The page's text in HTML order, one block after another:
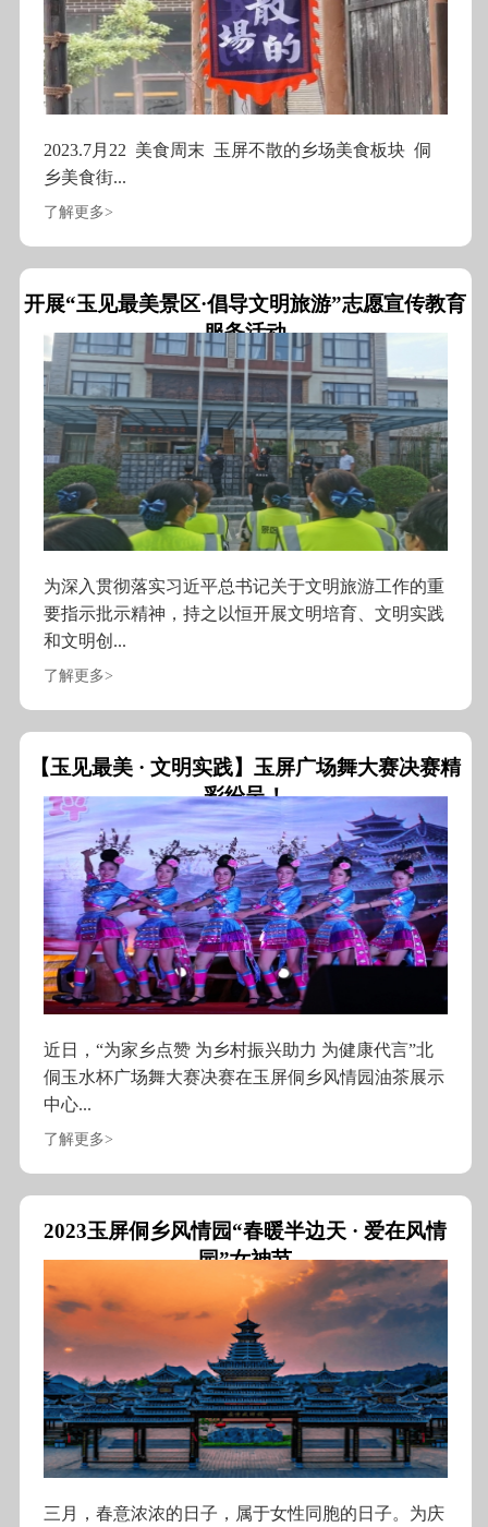
2023.7月22 美食周末 玉屏不散的乡场美食板块 侗
乡美食街...
了解更多>
开展“玉见最美景区·倡导文明旅游”志愿宣传教育
服务活动
为深入贯彻落实习近平总书记关于文明旅游工作的重
要指示批示精神，持之以恒开展文明培育、文明实践
和文明创...
了解更多>
【玉见最美 · 文明实践】玉屏广场舞大赛决赛精
彩纷呈！
近日，“为家乡点赞 为乡村振兴助力 为健康代言”北
侗玉水杯广场舞大赛决赛在玉屏侗乡风情园油茶展示
中心...
了解更多>
2023玉屏侗乡风情园“春暖半边天 · 爱在风情
园”女神节
三月，春意浓浓的日子，属于女性同胞的日子。为庆